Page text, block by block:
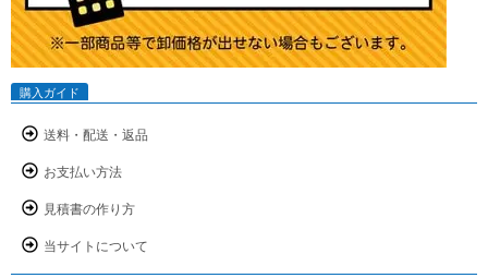
購入ガイド
送料・配送・返品
お支払い方法
見積書の作り方
当サイトについて